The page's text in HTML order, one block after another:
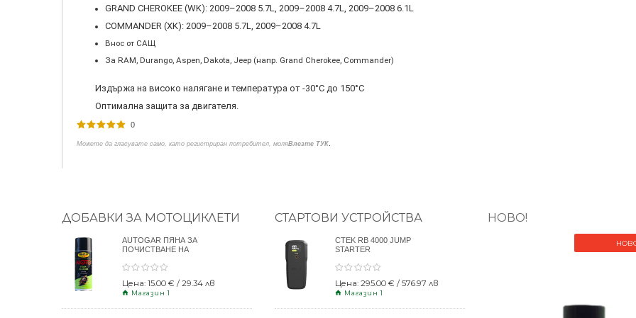
GRAND CHEROKEE (WK): 2009–2008 5.7L, 2009–2008 4.7L, 2009–2008 6.1L
COMMANDER (XK): 2009–2008 5.7L, 2009–2008 4.7L
Внос от САЩ
За RAM, Durango, Aspen, Dakota, Jeep (напр. Grand Cherokee, Commander)
Издържа на високо налягане и температура от -30°C до 150°C
Оптимална защита за двигателя.
0
Можете да гласувате само, като регистриран потребител, моляВлезте ТУК
ДОБАВКИ ЗА МОТОЦИКЛЕТИ
AUTOGAR ПЯНА ЗА
ПОЧИСТВАНЕ НА
Цена: 15.00 € / 29.34 лв
Магазин 1
СТАРТОВИ УСТРОЙСТВА
CTEK RB 4000 JUMP
STARTER
Цена: 295.00 € / 576.97 лв
Магазин 1
НОВО!